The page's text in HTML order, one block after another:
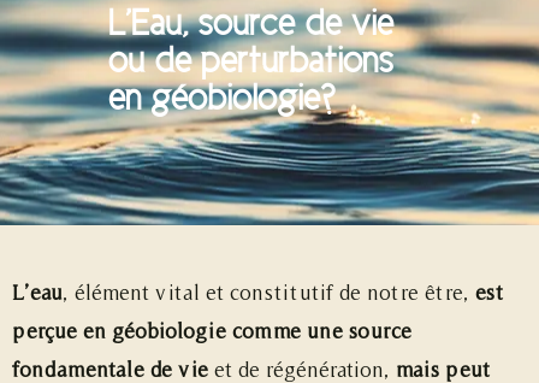
L’Eau, source de vie
ou de perturbations
en géobiologie?
L’eau, élément vital et constitutif de notre être, est
perçue en géobiologie comme une source
fondamentale de vie et de régénération, mais peut